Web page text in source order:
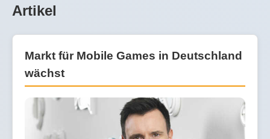
Artikel
Markt für Mobile Games in Deutschland
wächst